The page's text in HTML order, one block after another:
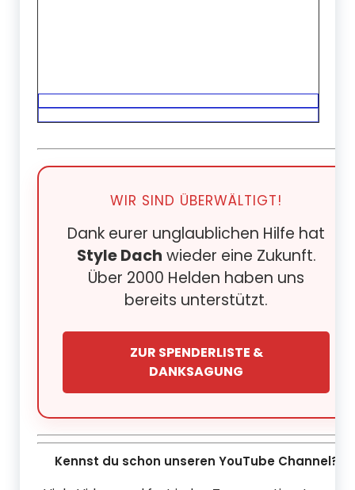
WIR SIND ÜBERWÄLTIGT!
Dank eurer unglaublichen Hilfe hat
Style Dach wieder eine Zukunft.
Über 2000 Helden haben uns
bereits unterstützt.
ZUR SPENDERLISTE &
DANKSAGUNG
Kennst du schon unseren YouTube Channel?